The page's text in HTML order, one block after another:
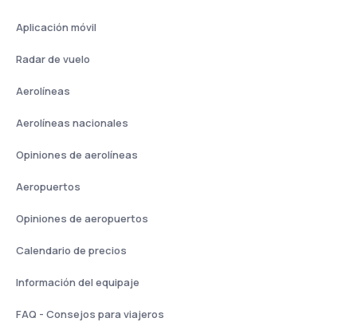
Aplicación móvil
Radar de vuelo
Aerolíneas
Aerolíneas nacionales
Opiniones de aerolíneas
Aeropuertos
Opiniones de aeropuertos
Calendario de precios
Información del equipaje
FAQ - Consejos para viajeros